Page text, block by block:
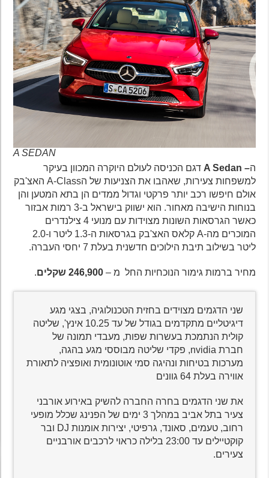
A SEDAN
–
A Sedan
דגם הכניסה לעולם היוקרה המכוון בעיקר
למשפחות צעירות, שאהבו את הצניעות של הA-Class האצ'בק
אולם חיפשו רכב יותר פרקטי וגדול ממדים הן בתא המטען והן
בנוחות הישיבה מאחור. הוא ישווק בישראל ב-3 רמות אבזור
כאשר הגרסאות השונות מצוידות עם מנועי 4 צילנדרים
המוכרים מה-A קלאס האצ'בק בגרסאות ה-1.3 ליטר ו-2.0
ליטר בשילוב תיבת הילוכים חדשנית בעלת 7 יחסי העברה.
מחיר ברמות גימור הנוכחיות החל מ – 246,900 שקלים .
שני הדגמים מצוידים בחזית הטכנולוגיה, בצגי מגע
דיגיטליים מתקדמים בגודל של עד 10.25 אינץ', שליטה
קולית הנתמכת בעשרות שפות, מעבדי תמונה של
חברת nvidia, פקדי שליטה מבוססי מגע בהגה,
מערכות בטיחות ונהיגה סמי אוטונומית ואופציה לתאורת
אווירה בעלת 64 גוונים
את שני הדגמים בחרה החברה להשיק באירוע אורבני
צעיר בתל אביב במהלך 3 ימים של הפנינג שכלל מופעי
רחוב, טעמים, סאונד, גרפיטי, יצירות אומנות DJ ובר
קוקטיילים עד 23:00 בלילה כראוי לרכבים אורבניים
צעירים.